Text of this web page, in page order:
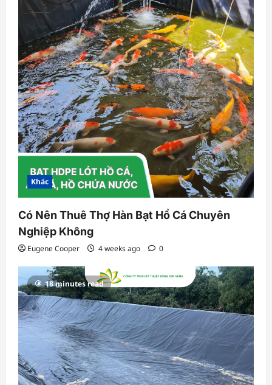
Khác
Có Nên Thuê Thợ Hàn Bạt Hồ Cá Chuyên
Nghiệp Không
Eugene Cooper 4 weeks ago 0
18 minutes read